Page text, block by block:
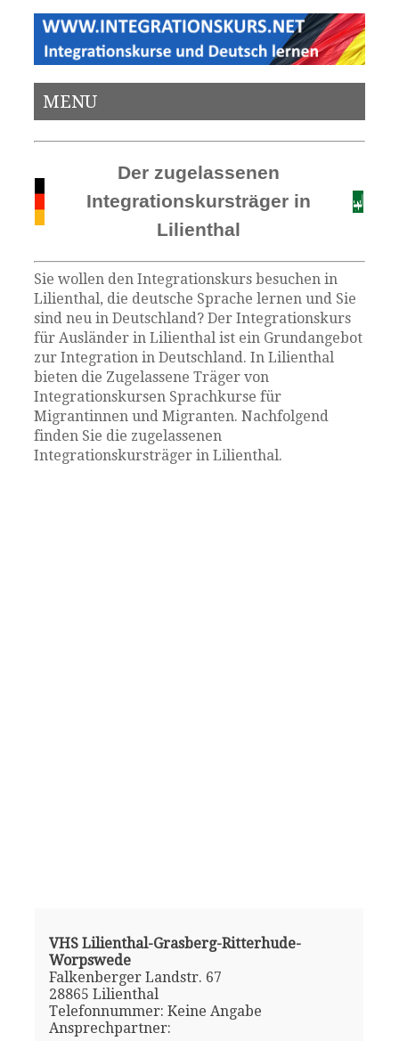
MENU
Der zugelassenen
Integrationskursträger in
Lilienthal
Sie wollen den Integrationskurs besuchen in
Lilienthal, die deutsche Sprache lernen und Sie
sind neu in Deutschland? Der Integrationskurs
für Ausländer in Lilienthal ist ein Grundangebot
zur Integration in Deutschland. In Lilienthal
bieten die Zugelassene Träger von
Integrationskursen Sprachkurse für
Migrantinnen und Migranten. Nachfolgend
finden Sie die zugelassenen
Integrationskursträger in Lilienthal.
VHS Lilienthal-Grasberg-Ritterhude-
Worpswede
Falkenberger Landstr. 67
28865 Lilienthal
Telefonnummer: Keine Angabe
Ansprechpartner: